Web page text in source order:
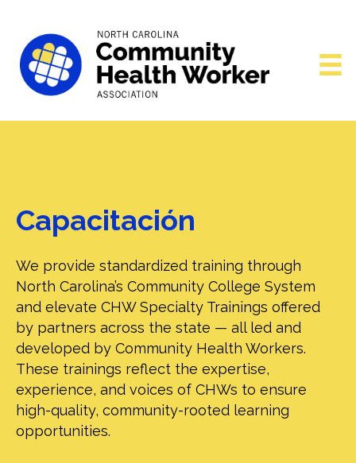
Capacitación
We provide standardized training through
North Carolina’s Community College System
and elevate CHW Specialty Trainings offered
by partners across the state — all led and
developed by Community Health Workers.
These trainings reflect the expertise,
experience, and voices of CHWs to ensure
high-quality, community-rooted learning
opportunities.